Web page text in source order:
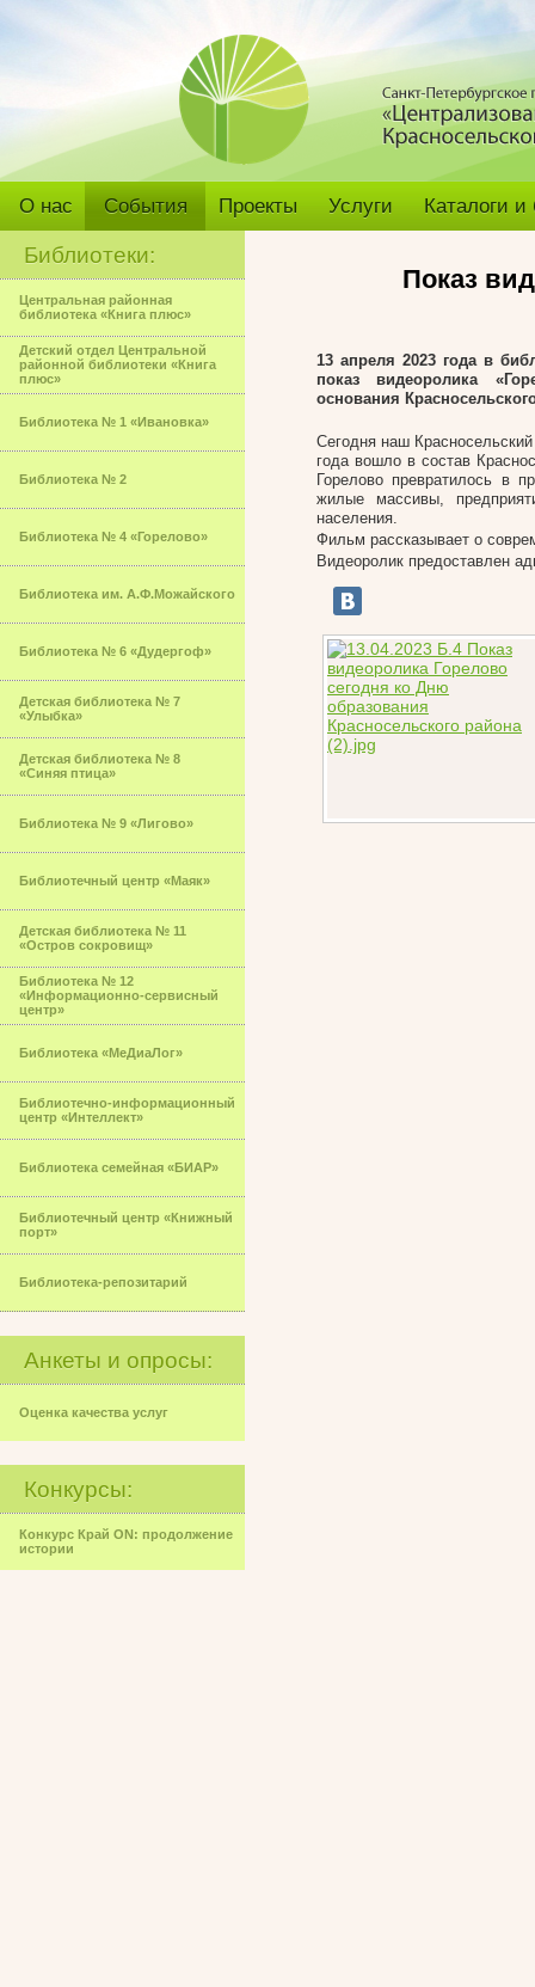
О нас События Проекты Услуги Каталоги
Библиотеки:
Центральная районная
библиотека «Книга плюс»
Детский отдел Центральной
районной библиотеки «Книга
плюс»
Библиотека № 1 «Ивановка»
Библиотека № 2
Библиотека № 4 «Горелово»
Библиотека им. А.Ф.Можайского
Библиотека № 6 «Дудергоф»
Детская библиотека № 7
«Улыбка»
Детская библиотека № 8
«Синяя птица»
Библиотека № 9 «Лигово»
Библиотечный центр «Маяк»
Детская библиотека № 11
«Остров сокровищ»
Библиотека № 12
«Информационно-сервисный
центр»
Библиотека «МеДиаЛог»
Библиотечно-информационный
центр «Интеллект»
Библиотека семейная «БИАР»
Библиотечный центр «Книжный
порт»
Библиотека-репозитарий
Анкеты и опросы:
Оценка качества услуг
Конкурсы:
Конкурс Край ON: продолжение
истории
Показ
13 апреля 2023 года в
показ видеоролика
основания
Сегодня наш
года вошло в состав
Горелово превратилось в
жилые массивы,
населения.
Фильм рассказывает о
Видеоролик предоставлен